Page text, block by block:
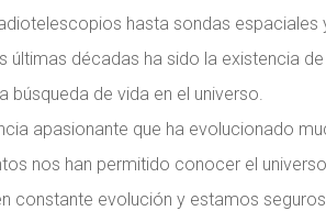
hasta sondas espaciales
décadas ha sido la existencia
búsqueda de vida en el universo.
apasionante que ha evolucionado
nos han permitido conocer el
constante evolución y estamos